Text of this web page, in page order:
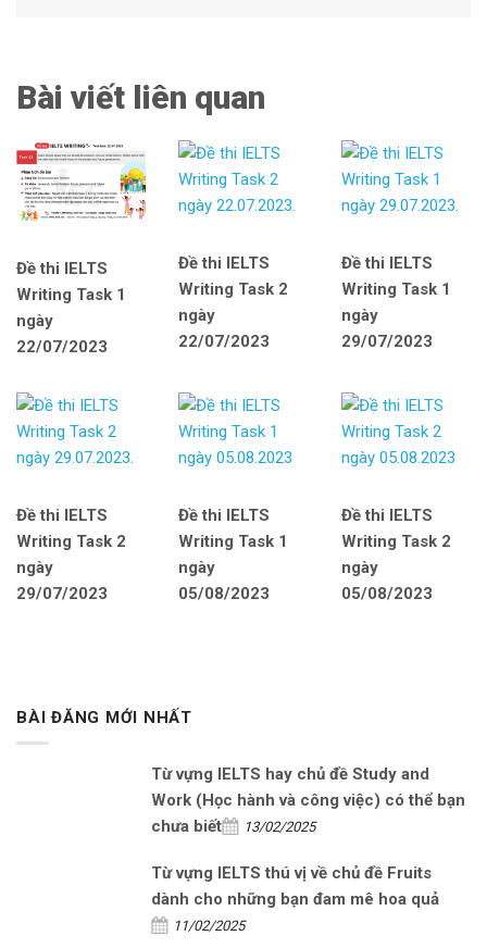
Bài viết liên quan
Đề thi IELTS
Writing Task 1
ngày
22/07/2023
Đề thi IELTS
Writing Task 2
ngày
22/07/2023
Đề thi IELTS
Writing Task 1
ngày
29/07/2023
Đề thi IELTS
Writing Task 2
ngày
29/07/2023
Đề thi IELTS
Writing Task 1
ngày
05/08/2023
Đề thi IELTS
Writing Task 2
ngày
05/08/2023
BÀI ĐĂNG MỚI NHẤT
Từ vựng IELTS hay chủ đề Study and
Work (Học hành và công việc) có thể bạn
chưa biết
13/02/2025
Từ vựng IELTS thú vị về chủ đề Fruits
dành cho những bạn đam mê hoa quả
11/02/2025